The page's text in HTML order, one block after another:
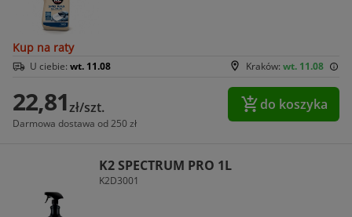
Kup na raty
Kraków: wt. 11.08
U ciebie: wt. 11.08
22,81zł/szt.
Darmowa dostawa od 250 zł
do koszyka
K2 SPECTRUM PRO 1L
K2D3001